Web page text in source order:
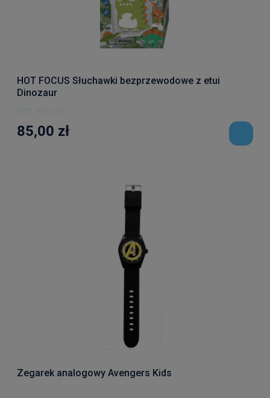
HOT FOCUS Słuchawki bezprzewodowe z etui
Dinozaur
HOT FOCUS
85,00 zł
Zegarek analogowy Avengers Kids